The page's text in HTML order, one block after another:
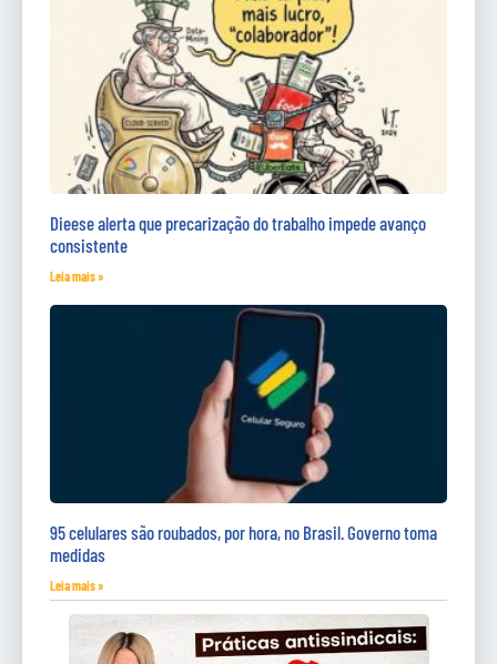
Dieese alerta que precarização do trabalho impede avanço
consistente
Leia mais »
95 celulares são roubados, por hora, no Brasil. Governo toma
medidas
Leia mais »